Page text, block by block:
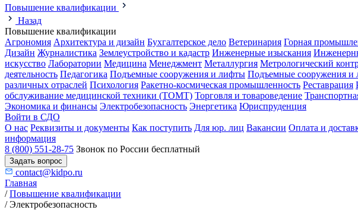
Повышение квалификации
Назад
Повышение квалификации
Агрономия Архитектура и дизайн Бухгалтерское дело Ветеринария Горная
Дизайн Журналистика Землеустройство и кадастр Инженерные изыскания
искусство Лаборатории Медицина Менеджмент Металлургия Метрологический
деятельность Педагогика Подъемные сооружения и лифты Подъемные сооружения и
различных отраслей Психология Ракетно-космическая промышленность Реставрация
обслуживание медицинской техники (ТОМТ) Торговля и товароведение
Экономика и финансы Электробезопасность Энергетика Юриспруденция
Войти в СДО
О нас Реквизиты и документы Как поступить Для юр. лиц Вакансии Оплата и
информация
8 (800) 551-28-75 Звонок по России бесплатный
Задать вопрос
contact@kidpo.ru
Главная
/ Повышение квалификации
/ Электробезопасность